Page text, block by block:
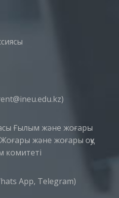
Ғылым және жоғары
Жоғары және жоғары оқу
комитеті
App, Telegram)